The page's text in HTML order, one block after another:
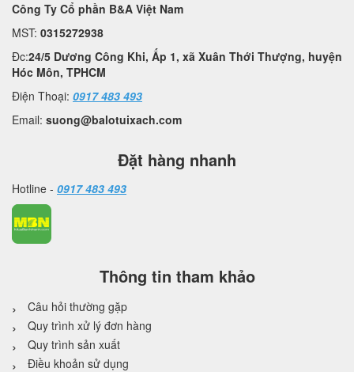
Công Ty Cổ phần B&A Việt Nam
MST: 0315272938
Đc:24/5 Dương Công Khi, Ấp 1, xã Xuân Thới Thượng, huyện
Hóc Môn, TPHCM
Điện Thoại: 0917 483 493
Email: suong@balotuixach.com
Đặt hàng nhanh
Hotline - 0917 483 493
Thông tin tham khảo
Câu hỏi thường gặp
Quy trình xử lý đơn hàng
Quy trình sản xuất
Điều khoản sử dụng